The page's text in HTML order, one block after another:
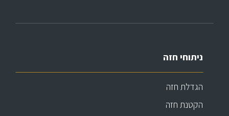
ניתוחי חזה
הגדלת חזה
הקטנת חזה